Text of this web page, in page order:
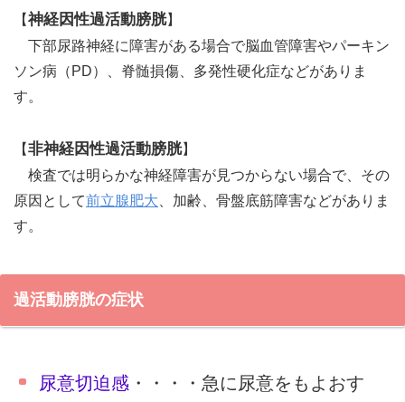
薬膳ブログ「日々塩梅」
上郡日記ブログ
【神経因性過活動膀胱】
下部尿路神経に障害がある場合で脳血管障害やパーキン
ソン病（PD）、脊髄損傷、多発性硬化症などがありま
す。
【非神経因性過活動膀胱】
検査では明らかな神経障害が見つからない場合で、その
原因として前立腺肥大 、加齢、骨盤底筋障害などがありま
す。
過活動膀胱の症状
尿意切迫感 ・・・・急に尿意をもよおす